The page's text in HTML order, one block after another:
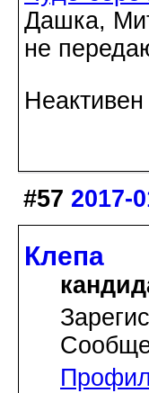
Дашка,
не
Неактивен
#57 2017-
Клепа